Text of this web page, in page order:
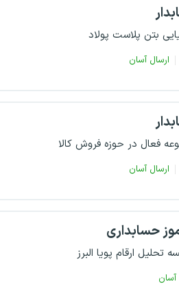
بتن پلاست پولاد
ارسال آسان
فعال در حوزه فروش کالا
ارسال آسان
حسابداری
تحلیل ارقام پویا البرز
آسان